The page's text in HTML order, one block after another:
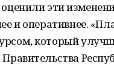
эти
и оперативнее.
который